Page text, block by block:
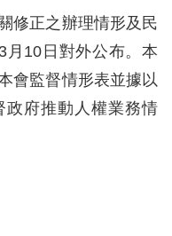
修正之辦理情形及民
月10日對外公布。本
會監督情形表並據以
政府推動人權業務情